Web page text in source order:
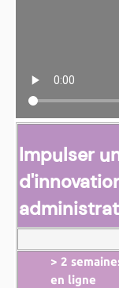
Impulser
> 2
en ligne